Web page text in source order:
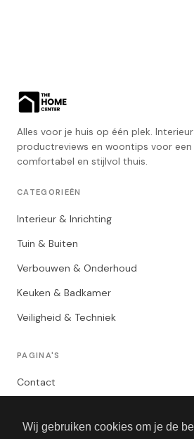
Wij gebruiken cookies om je de
Alles voor je huis op één plek.
productreviews en woontips voor een
comfortabel en stijlvol thuis.
CATEGORIEËN
Interieur & Inrichting
Tuin & Buiten
Verbouwen & Onderhoud
Keuken & Badkamer
Veiligheid & Techniek
PAGINA'S
Contact
Algemene Voorwaarden